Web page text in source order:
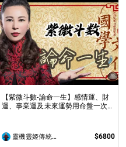
【紫微斗數-論命一生】感情運、財
運、事業運及未來運勢用命盤一次解
年大限﹑大運，輕鬆迎接豐盛未來
靈機靈姬傳統文化學院 $6800